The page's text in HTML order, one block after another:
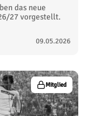
das neue
27 vorgestellt.
09.05.2026
Mitglied